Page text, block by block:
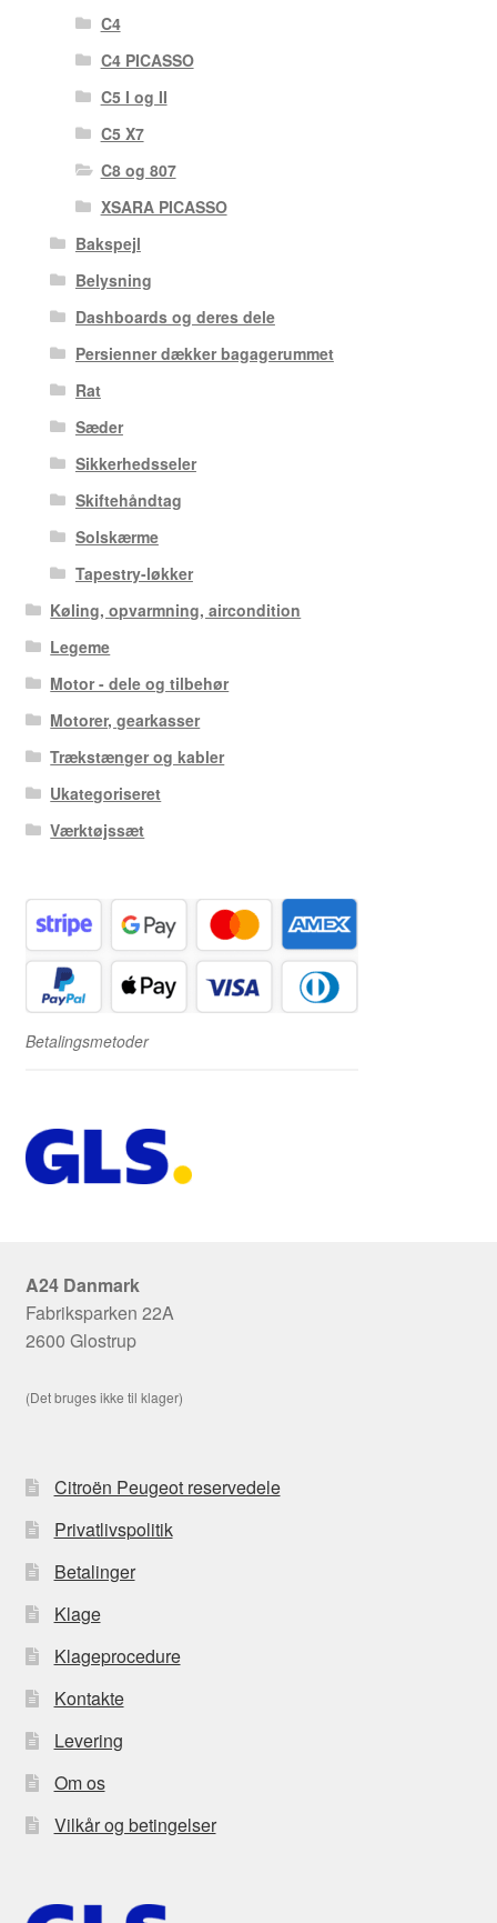
C4
C4 PICASSO
C5 I og II
C5 X7
C8 og 807
XSARA PICASSO
Bakspejl
Belysning
Dashboards og deres dele
Persienner dækker bagagerummet
Rat
Sæder
Sikkerhedsseler
Skiftehåndtag
Solskærme
Tapestry-løkker
Køling, opvarmning, aircondition
Legeme
Motor - dele og tilbehør
Motorer, gearkasser
Trækstænger og kabler
Ukategoriseret
Værktøjssæt
Betalingsmetoder
A24 Danmark
Fabriksparken 22A
2600 Glostrup
(Det bruges ikke til klager)
Citroën Peugeot reservedele
Privatlivspolitik
Betalinger
Klage
Klageprocedure
Kontakte
Levering
Om os
Vilkår og betingelser